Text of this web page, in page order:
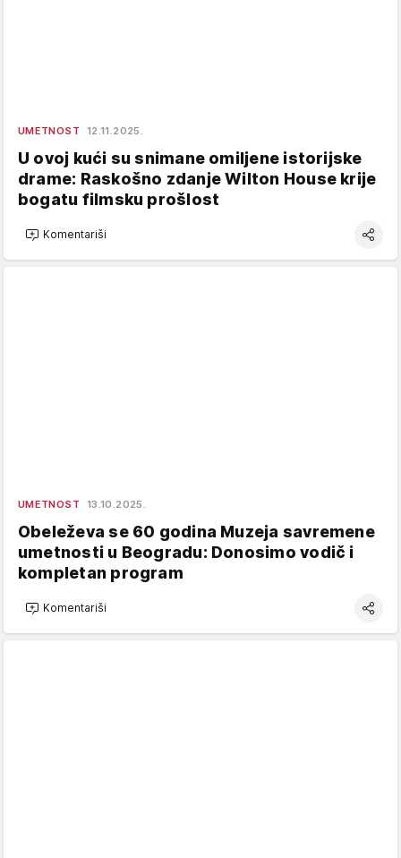
UMETNOST 12.11.2025.
U ovoj kući su snimane omiljene istorijske
drame: Raskošno zdanje Wilton House krije
bogatu filmsku prošlost
Komentariši
UMETNOST 13.10.2025.
Obeleževa se 60 godina Muzeja savremene
umetnosti u Beogradu: Donosimo vodič i
kompletan program
Komentariši